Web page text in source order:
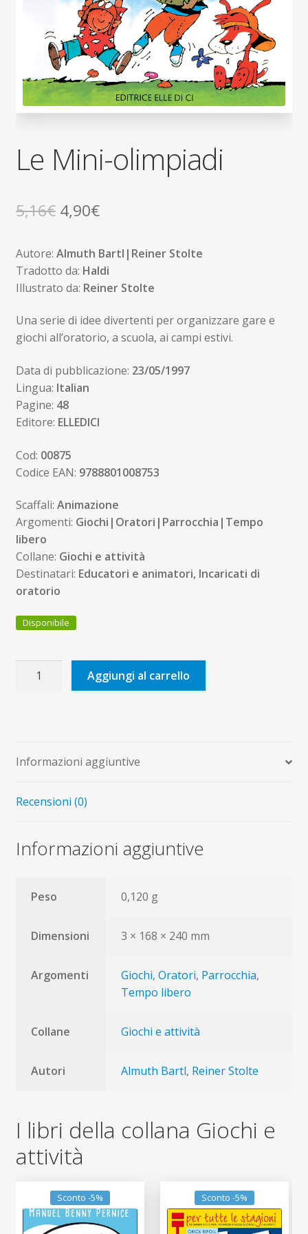
Le Mini-olimpiadi
5,16€ Il
originale
era:
4,90€Il
attuale
è:
Autore: Almuth Bartl|Reiner Stolte
Tradotto da: Haldi
Illustrato da: Reiner Stolte
Una serie di idee divertenti per organizzare gare e
giochi all’oratorio, a scuola, ai campi estivi.
Data di pubblicazione: 23/05/1997
Lingua: Italian
Pagine: 48
Editore: ELLEDICI
Cod: 00875
Codice EAN: 9788801008753
Scaffali: Animazione
Argomenti: Giochi|Oratori|Parrocchia|Tempo
libero
Collane: Giochi e attività
Destinatari: Educatori e animatori, Incaricati di
oratorio
Disponibile
Mini-
Aggiungi al carrello
Informazioni aggiuntive
Recensioni (0)
Informazioni aggiuntive
Peso 0,120 g
Dimensioni 3 × 168 × 240 mm
Argomenti Giochi,Oratori, Parrocchia,
Tempo libero
Collane Giochi e attività
Autori Almuth Bartl, Reiner Stolte
I libri della collana Giochi e
attività
Sconto -5% Sconto -5%